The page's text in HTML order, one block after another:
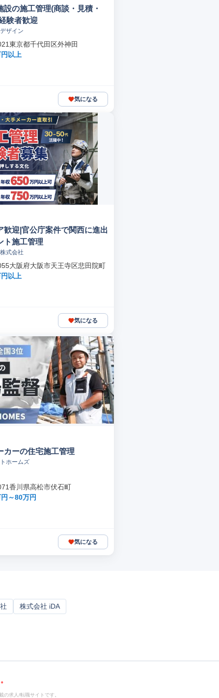
設の施工管理(商談・見積・
験者歓迎
ザイン
東京都千代田区外神田
以上
気になる
歓迎|官公庁案件で関西に進出
ト施工管理
式会社
大阪府大阪市天王寺区悲田院町
以上
気になる
カーの住宅施工管理
ホームズ
香川県高松市伏石町
～80万円
気になる
株式会社 iDA
求人/転職サイトです。